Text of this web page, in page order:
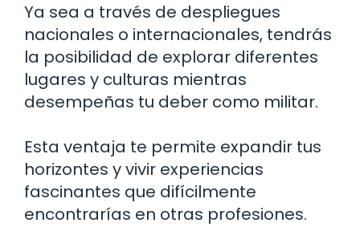
Ya sea a través de despliegues
nacionales o internacionales, tendrás
la posibilidad de explorar diferentes
lugares y culturas mientras
desempeñas tu deber como militar.
Esta ventaja te permite expandir tus
horizontes y vivir experiencias
fascinantes que difícilmente
encontrarías en otras profesiones.